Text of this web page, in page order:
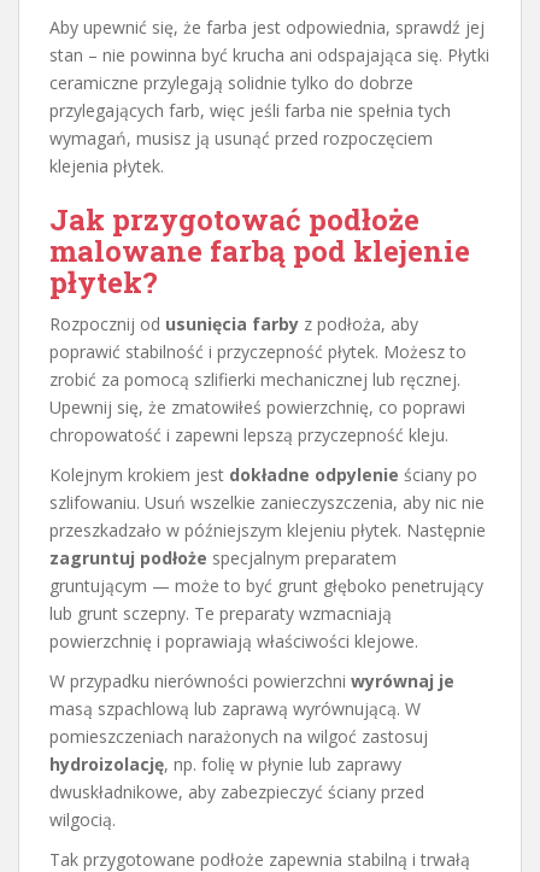
Aby upewnić się, że farba jest odpowiednia, sprawdź jej
stan – nie powinna być krucha ani odspajająca się. Płytki
ceramiczne przylegają solidnie tylko do dobrze
przylegających farb, więc jeśli farba nie spełnia tych
wymagań, musisz ją usunąć przed rozpoczęciem
klejenia płytek.
Jak przygotować podłoże
malowane farbą pod klejenie
płytek?
Rozpocznij od usunięcia farby z podłoża, aby
poprawić stabilność i przyczepność płytek. Możesz to
zrobić za pomocą szlifierki mechanicznej lub ręcznej.
Upewnij się, że zmatowiłeś powierzchnię, co poprawi
chropowatość i zapewni lepszą przyczepność kleju.
Kolejnym krokiem jest dokładne odpylenie ściany po
szlifowaniu. Usuń wszelkie zanieczyszczenia, aby nic nie
przeszkadzało w późniejszym klejeniu płytek. Następnie
zagruntuj podłoże specjalnym preparatem
gruntującym — może to być grunt głęboko penetrujący
lub grunt sczepny. Te preparaty wzmacniają
powierzchnię i poprawiają właściwości klejowe.
W przypadku nierówności powierzchni wyrównaj je
masą szpachlową lub zaprawą wyrównującą. W
pomieszczeniach narażonych na wilgoć zastosuj
hydroizolację, np. folię w płynie lub zaprawy
dwuskładnikowe, aby zabezpieczyć ściany przed
wilgocią.
Tak przygotowane podłoże zapewnia stabilną i trwałą